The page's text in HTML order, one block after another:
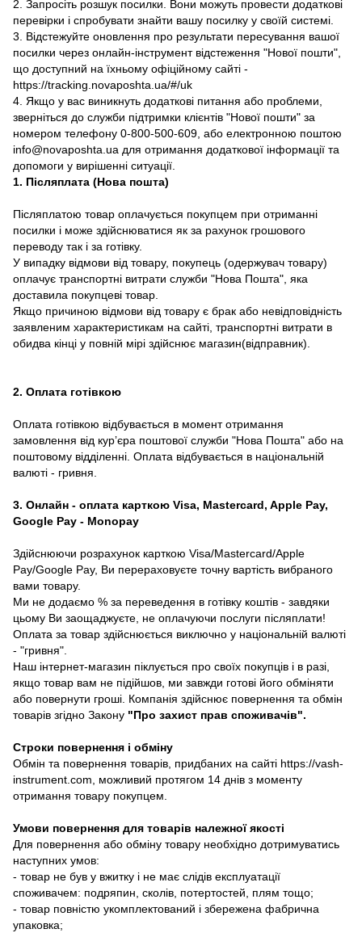
2. Запросіть розшук посилки. Вони можуть провести додаткові
перевірки і спробувати знайти вашу посилку у своїй системі.
3. Відстежуйте оновлення про результати пересування вашої
посилки через онлайн-інструмент відстеження "Нової пошти",
що доступний на їхньому офіційному сайті -
https://tracking.novaposhta.ua/#/uk
4. Якщо у вас виникнуть додаткові питання або проблеми,
зверніться до служби підтримки клієнтів "Нової пошти" за
номером телефону 0-800-500-609, або електронною поштою
info@novaposhta.ua для отримання додаткової інформації та
допомоги у вирішенні ситуації.
1. Післяплата (Нова пошта)
Післяплатою товар оплачується покупцем при отриманні
посилки і може здійснюватися як за рахунок грошового
переводу так і за готівку.
У випадку відмови від товару, покупець (одержувач товару)
оплачує транспортні витрати служби "Нова Пошта", яка
доставила покупцеві товар.
Якщо причиною відмови від товару є брак або невідповідність
заявленим характеристикам на сайті, транспортні витрати в
обидва кінці у повній мірі здійснює магазин(відправник).
2. Оплата готівкою
Оплата готівкою відбувається в момент отримання
замовлення від курʼєра поштової служби "Нова Пошта" або на
поштовому відділенні. Оплата відбувається в національній
валюті - гривня.
3. Онлайн - оплата карткою Visa, Mastercard, Apple Pay,
Google Pay - Monopay
Здійснюючи розрахунок карткою Visa/Mastercard/Apple
Pay/Google Pay, Ви перераховуєте точну вартість вибраного
вами товару.
Ми не додаємо % за переведення в готівку коштів - завдяки
цьому Ви заощаджуєте, не оплачуючи послуги післяплати!
Оплата за товар здійснюється виключно у національній валюті
- "гривня".
Наш інтернет-магазин піклується про своїх покупців і в разі,
якщо товар вам не підійшов, ми завжди готові його обміняти
або повернути гроші. Компанія здійснює повернення та обмін
товарів згідно Закону "Про захист прав споживачів".
Строки повернення і обміну
Обмін та повернення товарів, придбаних на сайті https://vash-
instrument.com, можливий протягом 14 днів з моменту
отримання товару покупцем.
Умови повернення для товарів належної якості
Для повернення або обміну товару необхідно дотримуватись
наступних умов:
- товар не був у вжитку і не має слідів експлуатації
споживачем: подряпин, сколів, потертостей, плям тощо;
- товар повністю укомплектований і збережена фабрична
упаковка;